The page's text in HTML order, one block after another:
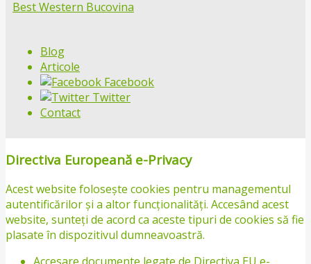
Best Western Bucovina
Blog
Articole
Facebook
Twitter
Contact
Directiva Europeană e-Privacy
Acest website folosește cookies pentru managementul
autentificărilor și a altor funcționalități. Accesând acest
website, sunteți de acord ca aceste tipuri de cookies să fie
plasate în dispozitivul dumneavoastră.